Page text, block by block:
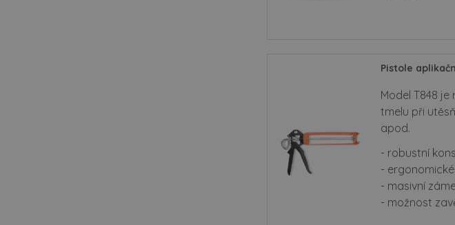
Pistole
Model T848
tmelu při
apod.
- robustní
-
- masivní
- možnost